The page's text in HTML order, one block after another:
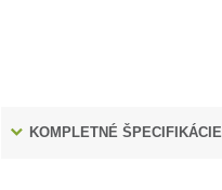
KOMPLETNÉ ŠPECIFIKÁCIE